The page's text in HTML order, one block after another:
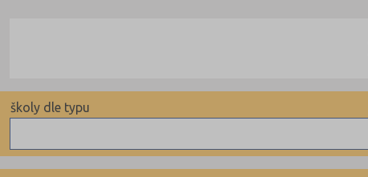
školy dle typu